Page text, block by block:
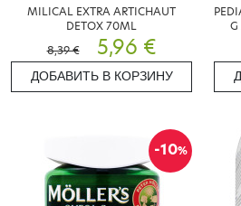
MILICAL EXTRA ARTICHAUT
DETOX 70ML
8,39 €
5,96 €
ДОБАВИТЬ В КОРЗИНУ
G
-10%